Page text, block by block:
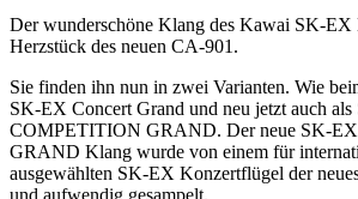
Der wunderschöne Klang des Kawai SK-EX
Herzstück des neuen CA-901.
Sie finden ihn nun in zwei Varianten. Wie
SK-EX Concert Grand und neu jetzt auch
COMPETITION GRAND. Der neue SK-
GRAND Klang wurde von einem für
ausgewählten SK-EX Konzertflügel der